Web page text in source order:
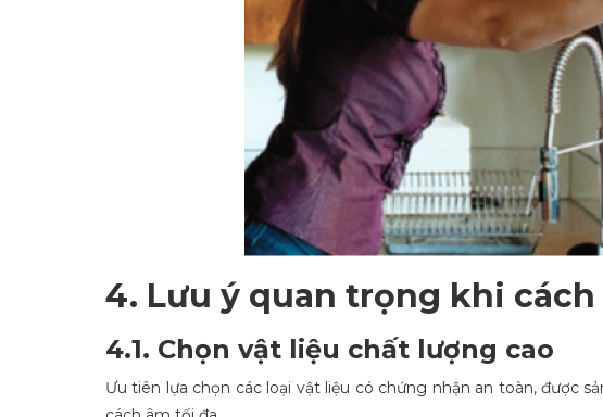
4. Lưu ý quan trọng khi
4.1. Chọn vật liệu chất lượng cao
Ưu tiên lựa chọn các loại vật liệu có chứng nhận an toàn, được